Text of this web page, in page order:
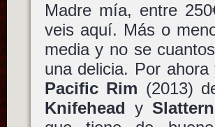
Madre mía, entre
veis aquí. Más o
media y no se
una delicia. Por
Pacific Rim (2013)
Knifehead y Slattern